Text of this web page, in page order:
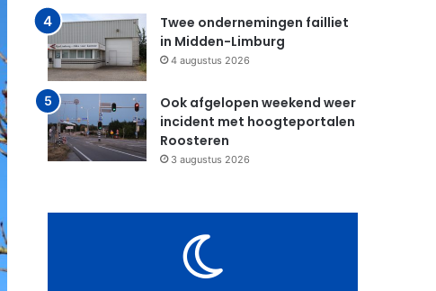
Twee ondernemingen failliet
in Midden-Limburg
4 augustus 2026
Ook afgelopen weekend weer
incident met hoogteportalen
Roosteren
3 augustus 2026